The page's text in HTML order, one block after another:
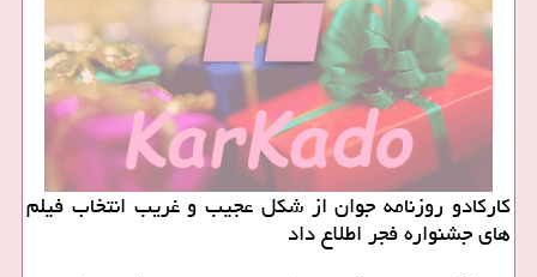
كاركادو روزنامه جوان از شكل عجیب و غریب انتخاب فیلم
های جشنواره فجر اطلاع داد